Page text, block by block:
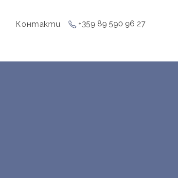
Контакти +359 89 590 96 27